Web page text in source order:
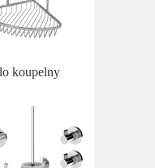
koupelny